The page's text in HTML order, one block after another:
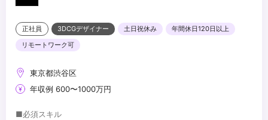
正社員 3DCGデザイナー 土日祝休み
年間休日120日以上
リモートワーク可
東京都渋谷区
年収例 600〜1000万円
■必須スキル